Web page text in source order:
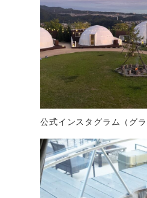
公式インスタグラム（グ